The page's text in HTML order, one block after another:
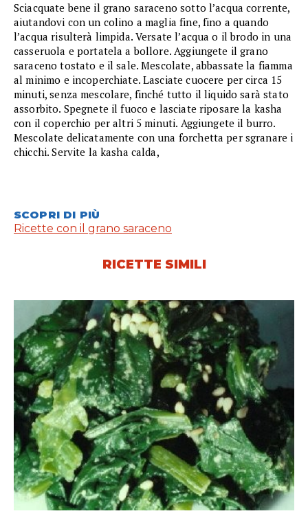
Sciacquate bene il grano saraceno sotto l’acqua corrente,
aiutandovi con un colino a maglia fine, fino a quando
l’acqua risulterà limpida. Versate l’acqua o il brodo in una
casseruola e portatela a bollore. Aggiungete il grano
saraceno tostato e il sale. Mescolate, abbassate la fiamma
al minimo e incoperchiate. Lasciate cuocere per circa 15
minuti, senza mescolare, finché tutto il liquido sarà stato
assorbito. Spegnete il fuoco e lasciate riposare la kasha
con il coperchio per altri 5 minuti. Aggiungete il burro.
Mescolate delicatamente con una forchetta per sgranare i
chicchi. Servite la kasha calda,
SCOPRI DI PIÙ
Ricette con il grano saraceno
RICETTE SIMILI